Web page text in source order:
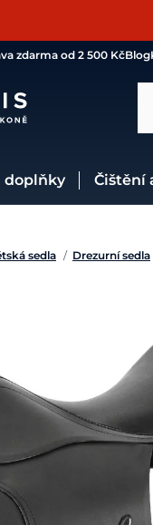
zdarma od 2 500 KčBlog
doplňky Čištění
sedla / Drezurní sedla